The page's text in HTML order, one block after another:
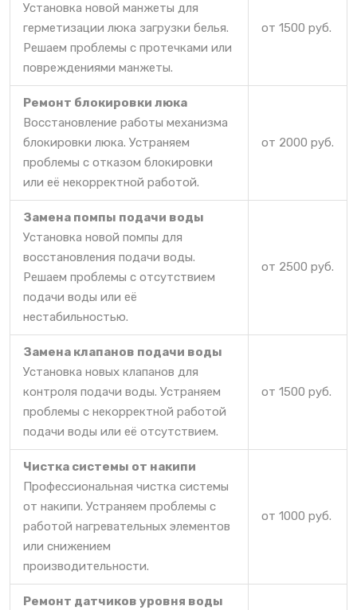
Установка новой манжеты для
герметизации люка загрузки белья.
Решаем проблемы с протечками или
повреждениями манжеты.
от 1500 руб.
Ремонт блокировки люка
Восстановление работы механизма
блокировки люка. Устраняем
проблемы с отказом блокировки
или её некорректной работой.
от 2000 руб.
Замена помпы подачи воды
Установка новой помпы для
восстановления подачи воды.
Решаем проблемы с отсутствием
подачи воды или её
нестабильностью.
от 2500 руб.
Замена клапанов подачи воды
Установка новых клапанов для
контроля подачи воды. Устраняем
проблемы с некорректной работой
подачи воды или её отсутствием.
от 1500 руб.
Чистка системы от накипи
Профессиональная чистка системы
от накипи. Устраняем проблемы с
работой нагревательных элементов
или снижением
производительности.
от 1000 руб.
Ремонт датчиков уровня воды